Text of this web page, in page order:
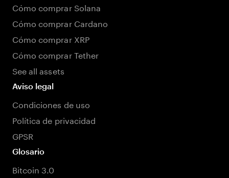
Cómo comprar Solana
Cómo comprar Cardano
Cómo comprar XRP
Cómo comprar Tether
See all assets
Aviso legal
Condiciones de uso
Política de privacidad
GPSR
Glosario
Bitcoin 3.0